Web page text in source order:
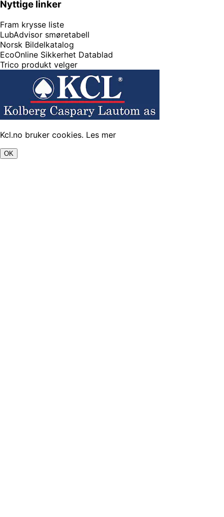
Nyttige linker
Fram krysse liste
LubAdvisor smøretabell
Norsk Bildelkatalog
EcoOnline Sikkerhet Datablad
Trico produkt velger
Kcl.no bruker cookies. Les mer
OK